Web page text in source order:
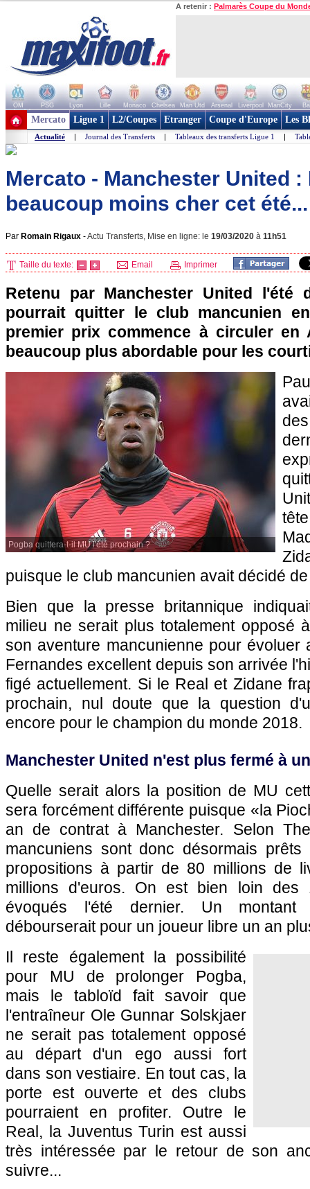
A retenir : Palmarès Coupe du
OM PSG Lyon Lille Monaco Chelsea Man Utd Arsenal Liverpool ManCity
+ de clubs
Mercato Ligue 1 L2/Coupes Etranger Coupe d'Europe Les
Actualité | Journal des Transferts | Tableaux des transferts Ligue 1 |
Mercato - Manchester United
beaucoup moins cher cet été...
Par Romain Rigaux -Actu Transferts, Mise en ligne: le 19/03/2020 à 11h51
Taille du texte: Email Imprimer
Retenu par Manchester United l'été
pourrait quitter le club mancunien
premier prix commence à circuler en
beaucoup plus abordable pour les
Pogba quittera-t-il MU l'été prochain ?
puisque le club mancunien avait décidé
Bien que la presse britannique
milieu ne serait plus totalement opposé
son aventure mancunienne pour évoluer
Fernandes excellent depuis son arrivée
figé actuellement. Si le Real et Zidane
prochain, nul doute que la question
encore pour le champion du monde 2018.
Manchester United n'est plus fermé à
Quelle serait alors la position de MU
sera forcément différente puisque «la
an de contrat à Manchester. Selon
mancuniens sont donc désormais
propositions à partir de 80 millions de
millions d'euros. On est bien loin des
évoqués l'été dernier. Un
débourserait pour un joueur libre un an
Il reste également la possibilité
pour MU de prolonger Pogba,
mais le tabloïd fait savoir que
l'entraîneur Ole Gunnar Solskjaer
ne serait pas totalement opposé
au départ d'un ego aussi fort
dans son vestiaire. En tout cas, la
porte est ouverte et des clubs
pourraient en profiter. Outre le
Real, la Juventus Turin est aussi
très intéressée par le retour de son
suivre...